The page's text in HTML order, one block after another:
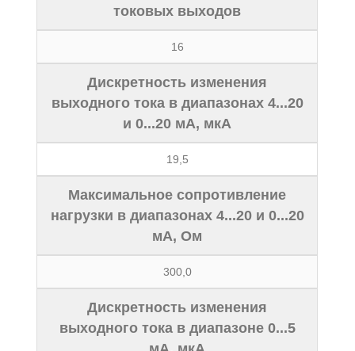
токовых выходов
16
Дискретность изменения
выходного тока в диапазонах 4...20
и 0...20 мА, мкА
19,5
Максимальное сопротивление
нагрузки в диапазонах 4...20 и 0...20
мА, Ом
300,0
Дискретность изменения
выходного тока в диапазоне 0...5